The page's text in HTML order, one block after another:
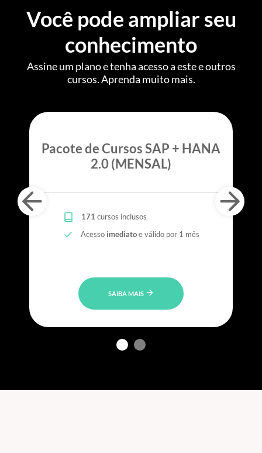
Você pode ampliar seu
conhecimento
Assine um plano e tenha acesso a este e outros
cursos. Aprenda muito mais.
Pacote de Cursos SAP + HANA
2.0 (MENSAL)
171 cursos inclusos
Acesso imediatoe válido por 1 mês
SAIBA MAIS